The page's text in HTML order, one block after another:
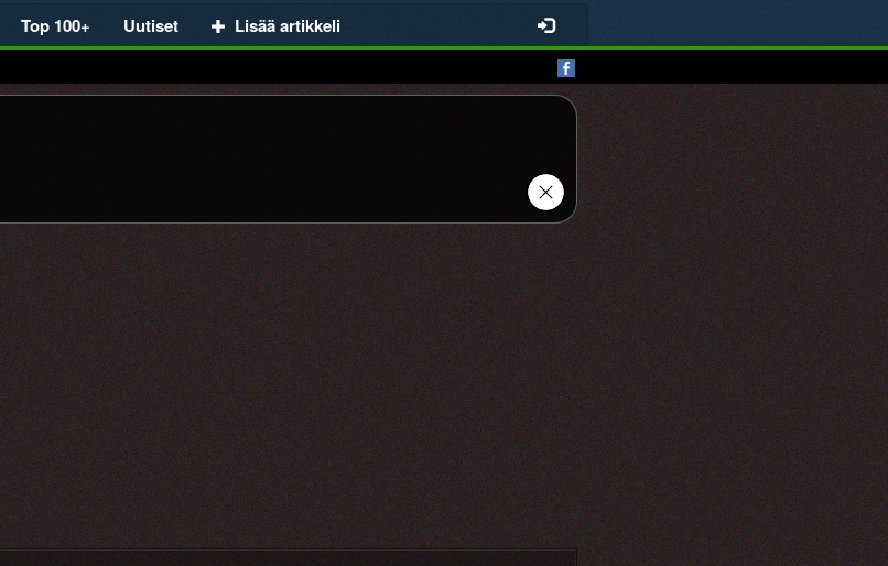
Top 100+ Uutiset Lisää artikkeli